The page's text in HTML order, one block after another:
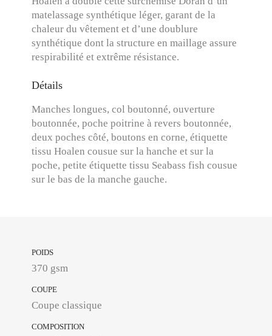
matelassage synthétique léger, garant de la
chaleur du vêtement et d’une doublure
synthétique dont la structure en maillage assure
respirabilité et extrême résistance.
Détails
Manches longues, col boutonné, ouverture
boutonnée, poche poitrine à revers boutonnée,
deux poches côté, boutons en corne, étiquette
tissu Hoalen cousue sur la hanche et sur la
poche, petite étiquette tissu Seabass fish cousue
sur le bas de la manche gauche.
POIDS
370 gsm
COUPE
Coupe classique
COMPOSITION